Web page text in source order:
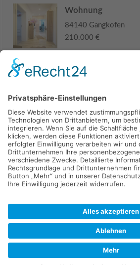
Wohnung
84140 Gangkofen
210.000 €
Haus
285.000 €
Kaufen Verkaufen Mieten
Kontakt Impressum